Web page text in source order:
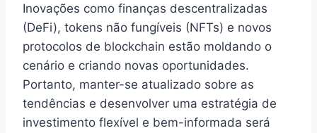
Inovações como finanças descentralizadas
(DeFi), tokens não fungíveis (NFTs) e novos
protocolos de blockchain estão moldando o
cenário e criando novas oportunidades.
Portanto, manter-se atualizado sobre as
tendências e desenvolver uma estratégia de
investimento flexível e bem-informada será